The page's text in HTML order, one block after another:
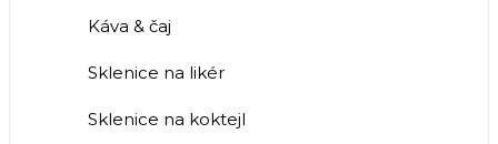
Káva & čaj
Sklenice na likér
Sklenice na koktejl